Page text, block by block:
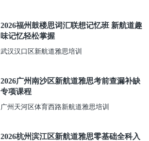
2026福州鼓楼思词汇联想记忆班 新航道趣
味记忆轻松掌握
武汉汉口区新航道雅思培训
2026广州南沙区新航道雅思考前查漏补缺
专项课程
广州天河区体育西路新航道雅思培训
2026杭州滨江区新航道雅思零基础全科入